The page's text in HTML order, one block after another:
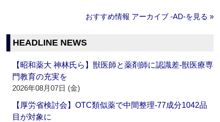
おすすめ情報 アーカイブ ‐AD‐を見る »
HEADLINE NEWS
【昭和薬大 神林氏ら】獣医師と薬剤師に認識差‐獣医療専
門教育の充実を
2026年08月07日 (金)
【厚労省検討会】OTC類似薬で中間整理‐77成分1042品
目が対象に